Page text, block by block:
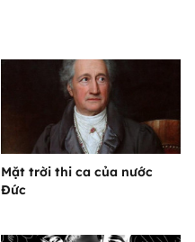
Mặt trời thi ca của nước
Đức